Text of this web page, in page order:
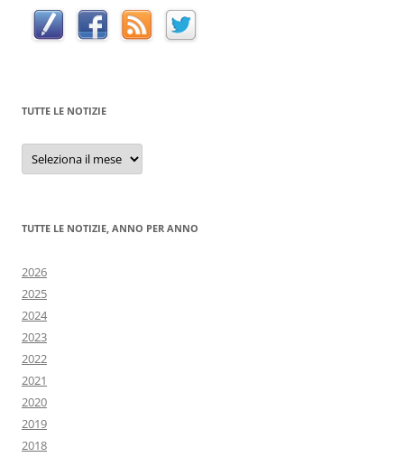
TUTTE LE NOTIZIE
Tutte
notizie
TUTTE LE NOTIZIE, ANNO PER ANNO
2026
2025
2024
2023
2022
2021
2020
2019
2018